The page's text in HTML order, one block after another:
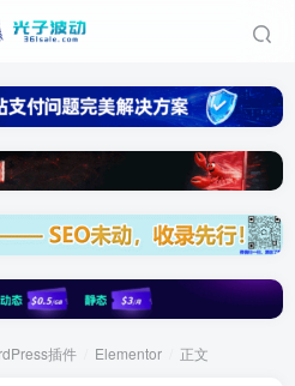
插件 Elementor 正文